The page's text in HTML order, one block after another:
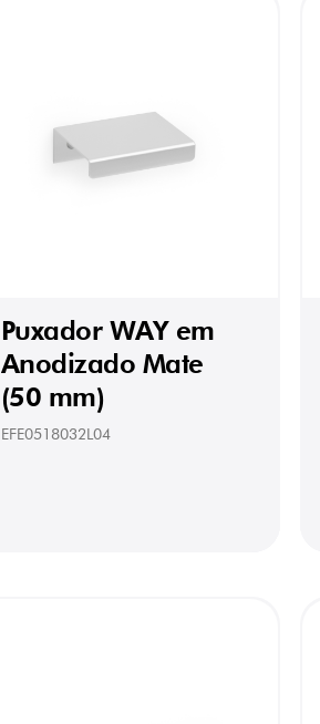
Puxador WAY em
Anodizado Mate
(50 mm)
EFE0518032L04